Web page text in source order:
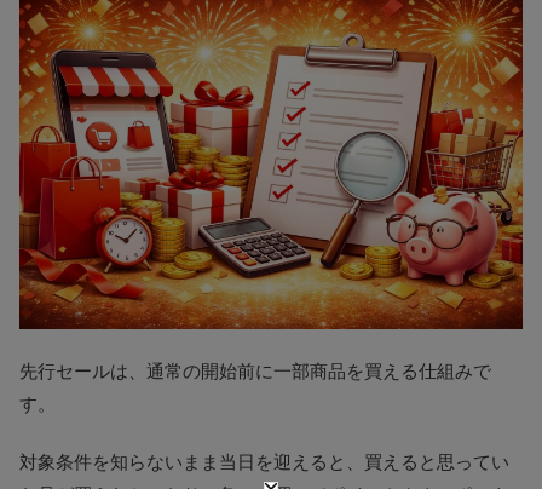
先行セールは、通常の開始前に一部商品を買える仕組みで
す。
対象条件を知らないまま当日を迎えると、買えると思ってい